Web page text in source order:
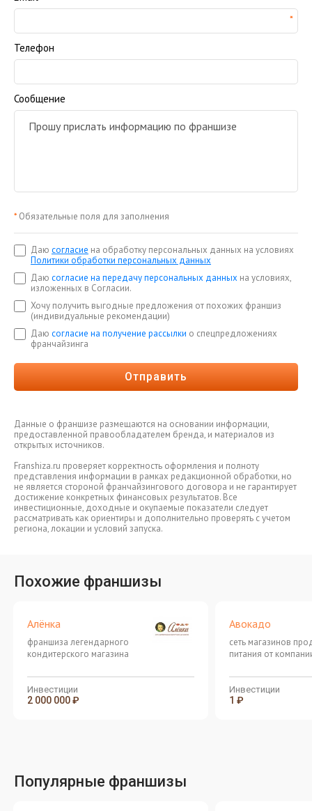
Телефон
Сообщение
* Обязательные поля для заполнения
Даю согласие на обработку персональных данных на условиях
Политики обработки персональных данных
Даю согласие на передачу персональных данных на условиях,
изложенных в Согласии.
Хочу получить выгодные предложения от похожих франшиз
(индивидуальные рекомендации)
Даю согласие на получение рассылки о спецпредложениях
франчайзинга
Отправить
Данные о франшизе размещаются на основании информации,
предоставленной правообладателем бренда, и материалов из
открытых источников.
Franshiza.ru проверяет корректность оформления и полноту
представления информации в рамках редакционной обработки, но
не является стороной франчайзингового договора и не гарантирует
достижение конкретных финансовых результатов. Все
инвестиционные, доходные и окупаемые показатели следует
рассматривать как ориентиры и дополнительно проверять с учетом
региона, локации и условий запуска.
Похожие франшизы
Алёнка
франшиза легендарного
кондитерского магазина
Инвестиции
2 000 000 ₽
Авокадо
сеть магазинов
питания от
Инвестиции
1 ₽
Популярные франшизы